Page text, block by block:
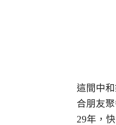
這間中
合朋友
29年，